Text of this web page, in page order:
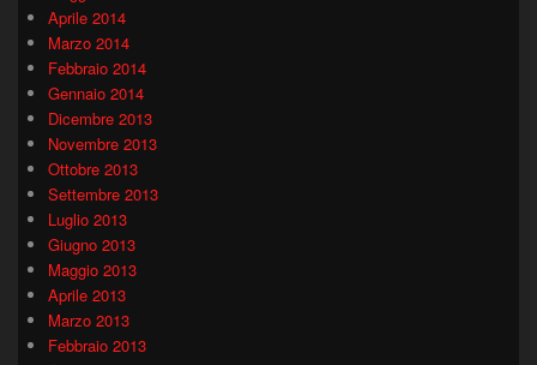
Aprile 2014
Marzo 2014
Febbraio 2014
Gennaio 2014
Dicembre 2013
Novembre 2013
Ottobre 2013
Settembre 2013
Luglio 2013
Giugno 2013
Maggio 2013
Aprile 2013
Marzo 2013
Febbraio 2013